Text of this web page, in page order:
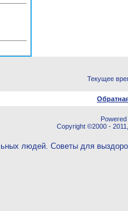
Текущее
Copyright ©2000 -
людей. Советы для